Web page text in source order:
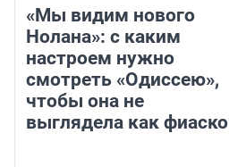
«Мы видим нового
Нолана»: с каким
настроем нужно
смотреть «Одиссею»,
чтобы она не
выглядела как фиаско